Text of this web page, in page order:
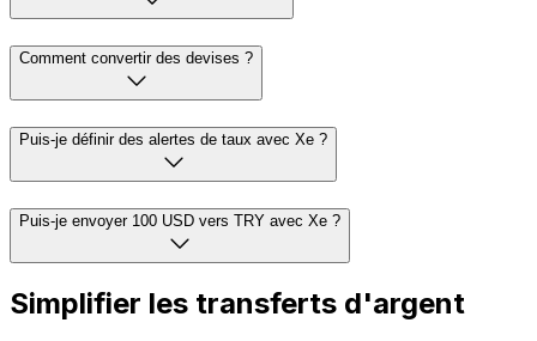
Comment convertir des devises ?
Puis-je définir des alertes de taux avec Xe ?
Puis-je envoyer 100 USD vers TRY avec Xe ?
Simplifier les transferts d'argent